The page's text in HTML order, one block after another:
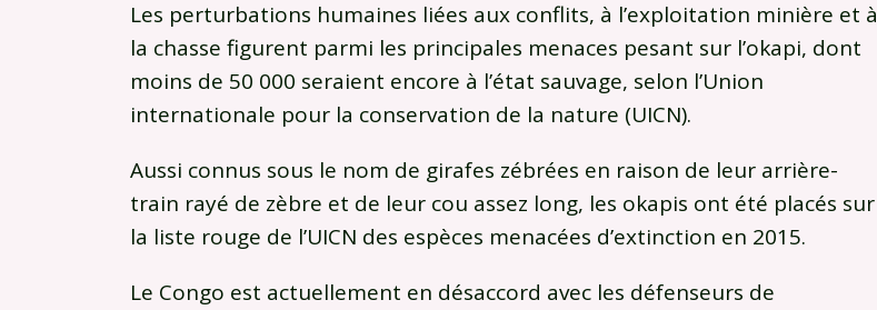
Les perturbations humaines liées aux conflits, à l’exploitation minière et à
la chasse figurent parmi les principales menaces pesant sur l’okapi, dont
moins de 50 000 seraient encore à l’état sauvage, selon l’Union
internationale pour la conservation de la nature (UICN).
Aussi connus sous le nom de girafes zébrées en raison de leur arrière-
train rayé de zèbre et de leur cou assez long, les okapis ont été placés sur
la liste rouge de l’UICN des espèces menacées d’extinction en 2015.
Le Congo est actuellement en désaccord avec les défenseurs de